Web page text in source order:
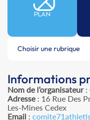
PLAN
Choisir une rubrique
Informations
Nom de l’organisateur:
Adresse: 16 Rue Des
Les-Mines Cedex
Email :